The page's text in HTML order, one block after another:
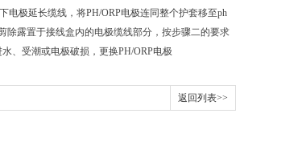
极延长缆线，将PH/ORP电极连同整个护套移至ph
除露置于接线盒内的电极缆线部分，按步骤二的要求
、受潮或电极破损，更换PH/ORP电极
返回列表>>